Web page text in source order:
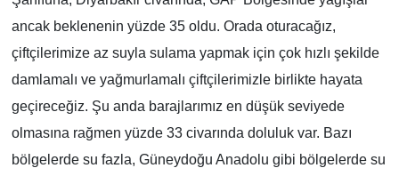
ancak beklenenin yüzde 35 oldu. Orada oturacağız,
çiftçilerimize az suyla sulama yapmak için çok hızlı şekilde
damlamalı ve yağmurlamalı çiftçilerimizle birlikte hayata
geçireceğiz. Şu anda barajlarımız en düşük seviyede
olmasına rağmen yüzde 33 civarında doluluk var. Bazı
bölgelerde su fazla, Güneydoğu Anadolu gibi bölgelerde su